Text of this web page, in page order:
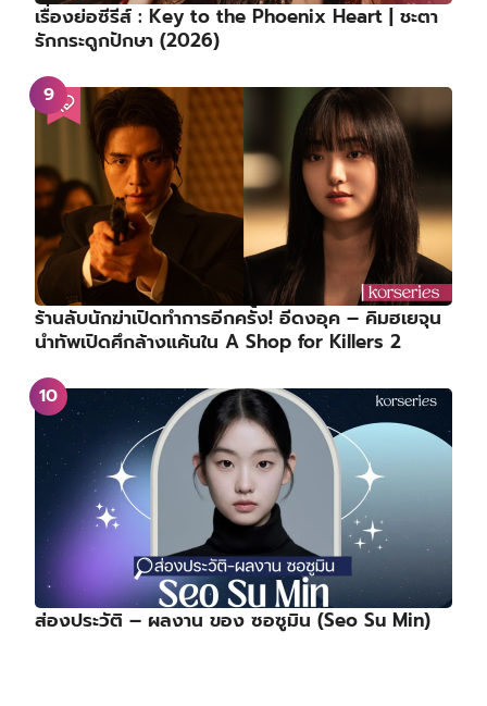
เรื่องย่อซีรีส์ : Key to the Phoenix Heart | ชะตา
รักกระดูกปักษา (2026)
ร้านลับนักฆ่าเปิดทำการอีกครั้ง! อีดงอุค – คิมฮเยจุน
นำทัพเปิดศึกล้างแค้นใน A Shop for Killers 2
ส่องประวัติ – ผลงาน ของ ซอซูมิน (Seo Su Min)